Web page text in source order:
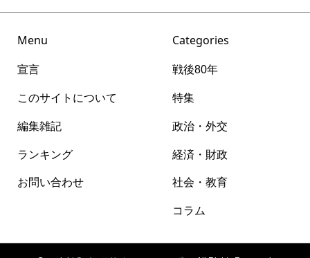
Menu
宣言
このサイトについて
編集雑記
ランキング
お問い合わせ
Categories
戦後80年
特集
政治・外交
経済・財政
社会・教育
コラム